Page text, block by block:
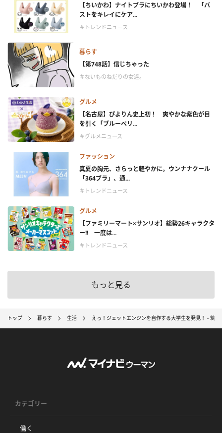
【ちいかわ】ナイトブラにちいかわ登場！ 「バ
ストをキレイにケア...
＃トレンドニュース
暮らす
【第748話】信じちゃった
＃ないものねだりの女達。
グルメ
【名古屋】ぴよりん史上初！ 爽やかな紫色が目
を引く「ブルーベリ...
＃グルメニュース
ファッション
真夏の胸元、さらっと軽やかに。ウンナナクール
「364ブラ」、通...
＃トレンドニュース
グルメ
【ファミリーマート×サンリオ】総勢26キャラクタ
ー!! 一度は...
＃トレンドニュース
もっと見る
トップ 暮らす 生活 えっ！ジェットエンジンを自作する大学生を発見！ - 筑波
カテゴリー
働く